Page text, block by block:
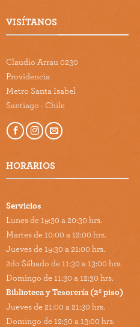
VISÍTANOS
Claudio Arrau 0230
Providencia
Metro Santa Isabel
Santiago - Chile
HORARIOS
Servicios
Lunes de 19:30 a 20:30 hrs.
Martes de 10:00 a 12:00 hrs.
Jueves de 19:30 a 21:00 hrs.
2do Sábado de 11:30 a 13:00 hrs.
Domingo de 11:30 a 12:30 hrs.
Biblioteca y Tesorería (2º piso)
Jueves de 21:00 a 21:30 hrs.
Domingo de 12:30 a 13:00 hrs.